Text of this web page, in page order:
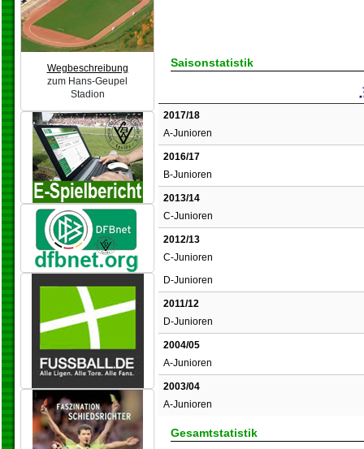
Wegbeschreibung
zum Hans-Geupel
Stadion
Saisonstatistik
2017/18
A-Junioren
2016/17
B-Junioren
2013/14
C-Junioren
2012/13
C-Junioren
D-Junioren
2011/12
D-Junioren
2004/05
A-Junioren
2003/04
A-Junioren
Gesamtstatistik